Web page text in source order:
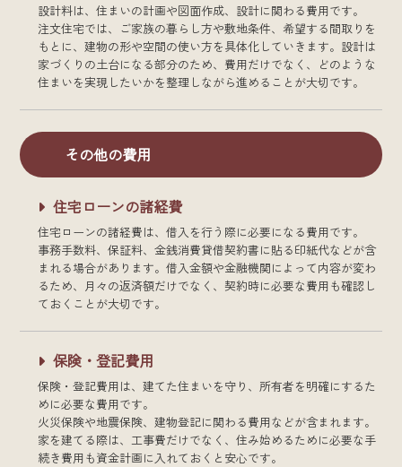
設計料は、住まいの計画や図面作成、設計に関わる費用です。
注文住宅では、ご家族の暮らし方や敷地条件、希望する間取りを
もとに、建物の形や空間の使い方を具体化していきます。設計は
家づくりの土台になる部分のため、費用だけでなく、どのような
住まいを実現したいかを整理しながら進めることが大切です。
その他の費用
住宅ローンの諸経費
住宅ローンの諸経費は、借入を行う際に必要になる費用です。
事務手数料、保証料、金銭消費貸借契約書に貼る印紙代などが含
まれる場合があります。借入金額や金融機関によって内容が変わ
るため、月々の返済額だけでなく、契約時に必要な費用も確認し
ておくことが大切です。
保険・登記費用
保険・登記費用は、建てた住まいを守り、所有者を明確にするた
めに必要な費用です。
火災保険や地震保険、建物登記に関わる費用などが含まれます。
家を建てる際は、工事費だけでなく、住み始めるために必要な手
続き費用も資金計画に入れておくと安心です。